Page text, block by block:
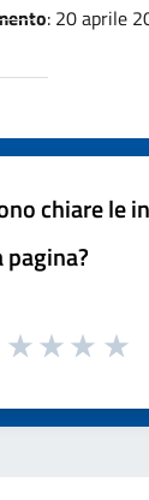
: 20 aprile
chiare le
pagina?